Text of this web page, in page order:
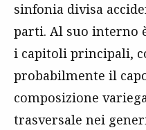
sinfonia divisa
parti. Al suo interno
i capitoli principali,
probabilmente il
composizione
trasversale nei